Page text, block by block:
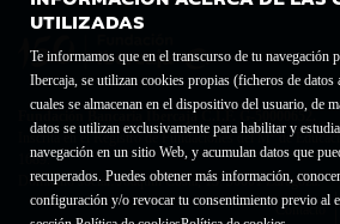
UTILIZADAS
Te informamos que en el transcurso de tu navegación
Ibercaja, se utilizan cookies propias (ficheros de datos
cuales se almacenan en el dispositivo del usuario, de
datos se utilizan exclusivamente para habilitar y
navegación en un sitio Web, y acumulan datos que
recuperados. Puedes obtener más información,
configuración y/o revocar tu consentimiento previo al
Fundación Bancaria Ibercaja C.I.F. G-50000652.
Inscrita en el Registro de Fundaciones del Mº de
1689.
Domicilio social: Joaquín Costa, 13. 50001 Zaragoza.
Contacto